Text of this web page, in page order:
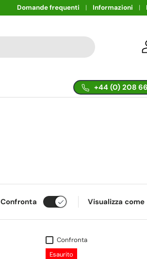
Domande frequenti Informazioni
+44 (0) 208
Confronta Visualizza come
Confronta
Esaurito